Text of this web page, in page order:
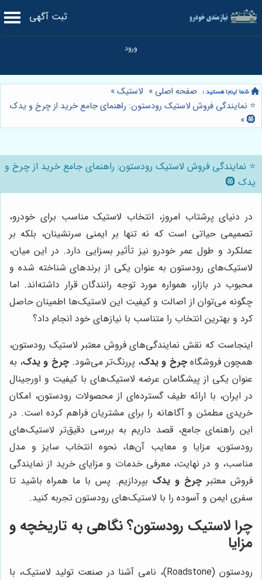
ثبت آگهی
صفحه اصلی » لاستیک»
⭐️ نمایندگی فروش لاستیک رودستون: راهنمای جامع خرید از چرخ و یدک
🛞
»
⭐️ نمایندگی فروش لاستیک رودستون: راهنمای جامع خرید از چرخ و
یدک 🛞
در دنیای پرشتاب امروز، انتخاب لاستیک مناسب برای خودرو،
تصمیمی حیاتی است که نه تنها بر ایمنی سرنشینان، بلکه بر
عملکرد و طول عمر خودرو نیز تأثیر بسزایی دارد. در این میان،
لاستیک‌های رودستون به عنوان یکی از برندهای شناخته شده و
محبوب در بازار، همواره مورد توجه رانندگان قرار داشته‌اند. اما
چگونه می‌توان از اصالت و کیفیت این لاستیک‌ها اطمینان حاصل
کرد و بهترین انتخاب را متناسب با نیازهای خود انجام داد؟
اینجاست که نقش نمایندگی‌های فروش معتبر لاستیک رودستون،
همچون فروشگاهچرخ و یدک، پررنگ‌تر می‌شود.چرخ و یدک، به
عنوان یکی از پیشگامان عرضه لاستیک‌های با کیفیت و اورجینال
در ایران، با ارائه طیف گسترده‌ای از محصولات رودستون، امکان
خریدی مطمئن و آگاهانه را برای مشتریان فراهم کرده است. در
این راهنمای جامع، قصد داریم به بررسی دقیق‌تر لاستیک‌های
رودستون، مزایا و معایب آن‌ها، نحوه انتخاب سایز و مدل
مناسب، و در نهایت، معرفی خدمات و مزایای خرید از نمایندگی
فروش معتبرچرخ و یدک بپردازیم. پس با ما همراه باشید تا
سفری ایمن و آسوده را با لاستیک‌های رودستون تجربه کنید.
چرا لاستیک رودستون؟ نگاهی به تاریخچه و
مزایا
رودستون (Roadstone)، نامی آشنا در صنعت تولید لاستیک، با